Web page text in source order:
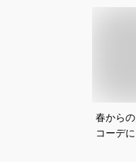
春から
コーデ